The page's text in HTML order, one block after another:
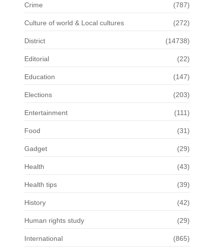
Crime (787)
Culture of world & Local cultures (272)
District (14738)
Editorial (22)
Education (147)
Elections (203)
Entertainment (111)
Food (31)
Gadget (29)
Health (43)
Health tips (39)
History (42)
Human rights study (29)
International (865)